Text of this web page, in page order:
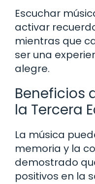
Escuchar
activar
mientras que
ser una
alegre.
Beneficios
la Tercera
La música
memoria y la
demostrado
positivos en la